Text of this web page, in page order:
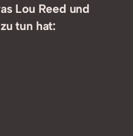
Lou Reed und
tun hat: